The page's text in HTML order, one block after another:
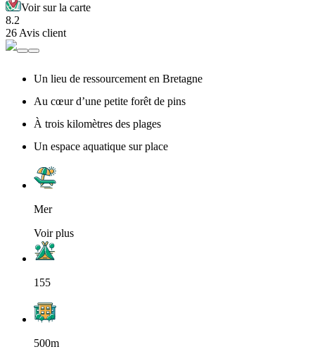
Voir sur la carte
8.2
26 Avis client
Un lieu de ressourcement en Bretagne
Au cœur d’une petite forêt de pins
À trois kilomètres des plages
Un espace aquatique sur place
Mer
Voir plus
155
500m